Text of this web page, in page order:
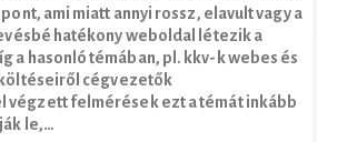
ami miatt annyi rossz, elavult vagy a
hatékony weboldal létezik a
a hasonló témában, pl. kkv-k webes és
cégvezetők
végzett felmérések ezt a témát inkább
le,…